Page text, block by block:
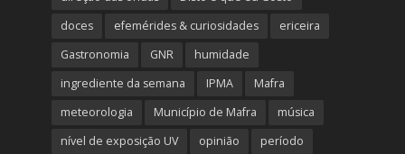
doces
efemérides & curiosidades
ericeira
Gastronomia
GNR
humidade
ingrediente da semana
IPMA
Mafra
meteorologia
Município de Mafra
música
nível de exposição UV
opinião período